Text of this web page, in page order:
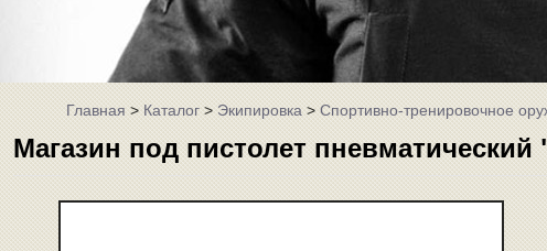
Главная>Каталог>Экипировка>Спортивно-тренировочное
Магазин под пистолет пневматический